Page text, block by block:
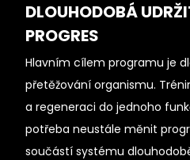
DLOUHODOBÁ
PROGRES
Hlavním cílem programu je
přetěžování organismu.
a regeneraci do jednoho
potřeba neustále měnit
součástí systému